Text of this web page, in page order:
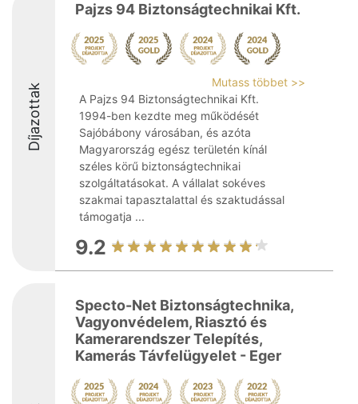
Díjazottak
Pajzs 94 Biztonságtechnikai Kft.
Mutass többet >>
A Pajzs 94 Biztonságtechnikai Kft.
1994-ben kezdte meg működését
Sajóbábony városában, és azóta
Magyarország egész területén kínál
széles körű biztonságtechnikai
szolgáltatásokat. A vállalat sokéves
szakmai tapasztalattal és szaktudással
támogatja ...
9.2
Specto-Net Biztonságtechnika,
Vagyonvédelem, Riasztó és
Kamerarendszer Telepítés,
Kamerás Távfelügyelet - Eger